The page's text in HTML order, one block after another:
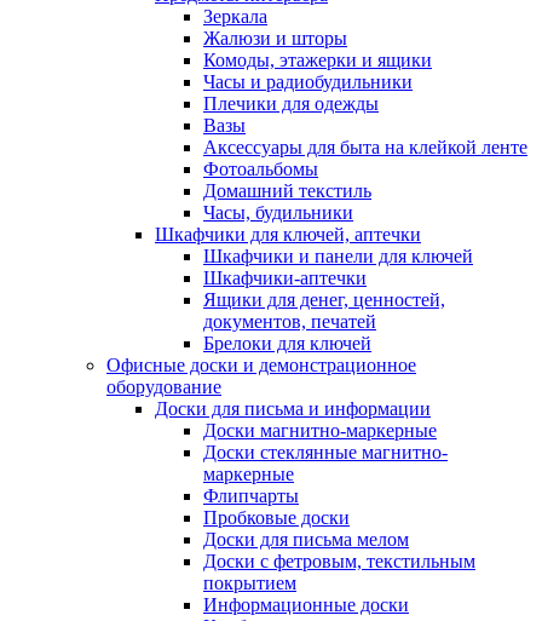
Зеркала
Жалюзи и шторы
Комоды, этажерки и ящики
Часы и радиобудильники
Плечики для одежды
Вазы
Аксессуары для быта на клейкой ленте
Фотоальбомы
Домашний текстиль
Часы, будильники
Шкафчики для ключей, аптечки
Шкафчики и панели для ключей
Шкафчики-аптечки
Ящики для денег, ценностей,
документов, печатей
Брелоки для ключей
Офисные доски и демонстрационное
оборудование
Доски для письма и информации
Доски магнитно-маркерные
Доски стеклянные магнитно-
маркерные
Флипчарты
Пробковые доски
Доски для письма мелом
Доски с фетровым, текстильным
покрытием
Информационные доски